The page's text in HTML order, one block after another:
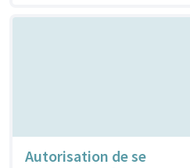
Autorisation de se